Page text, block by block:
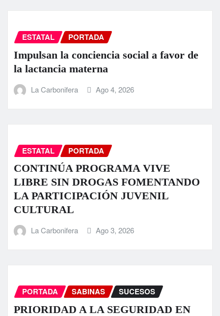
ESTATAL PORTADA
Impulsan la conciencia social a favor de
la lactancia materna
La Carbonifera Ago 4, 2026
ESTATAL PORTADA
CONTINÚA PROGRAMA VIVE
LIBRE SIN DROGAS FOMENTANDO
LA PARTICIPACIÓN JUVENIL
CULTURAL
La Carbonifera Ago 3, 2026
PORTADA SABINAS SUCESOS
PRIORIDAD A LA SEGURIDAD EN